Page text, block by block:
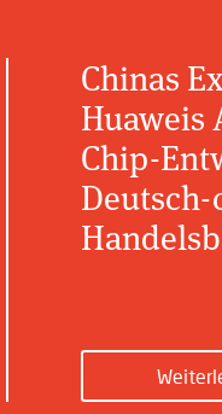
Chinas
Huaweis
Chip-